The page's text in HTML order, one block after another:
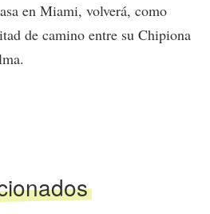
en Miami, volverá, como
de camino entre su Chipiona